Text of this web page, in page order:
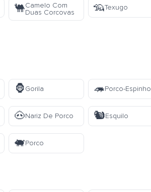
🐫Camelo Com
Duas Corcovas
🦡Texugo
🦍Gorila 🦔Porco-Espinho
🐽Nariz De Porco 🐿️Esquilo
🐖Porco